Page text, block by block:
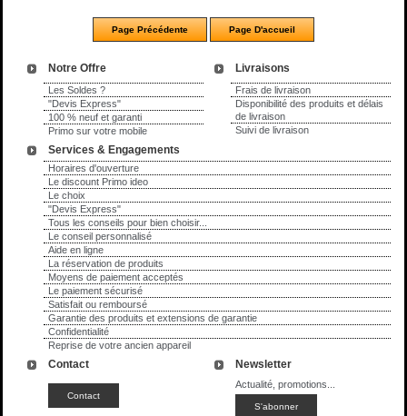
Notre Offre
Les Soldes ?
"Devis Express"
100 % neuf et garanti
Primo sur votre mobile
Livraisons
Frais de livraison
Disponibilité des produits et délais
de livraison
Suivi de livraison
Services & Engagements
Horaires d'ouverture
Le discount Primo ideo
Le choix
"Devis Express"
Tous les conseils pour bien choisir...
Le conseil personnalisé
Aide en ligne
La réservation de produits
Moyens de paiement acceptés
Le paiement sécurisé
Satisfait ou remboursé
Garantie des produits et extensions de garantie
Confidentialité
Reprise de votre ancien appareil
Contact Newsletter
Actualité, promotions...